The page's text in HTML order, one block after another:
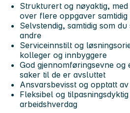
Strukturert og nøyaktig,
over flere oppgaver samtidig
Selvstendig, samtidig som
andre
Serviceinnstilt og
kolleger og innbyggere
God gjennomføringsevne og
saker til de er avsluttet
Ansvarsbevisst og opptatt
Fleksibel og
arbeidshverdag